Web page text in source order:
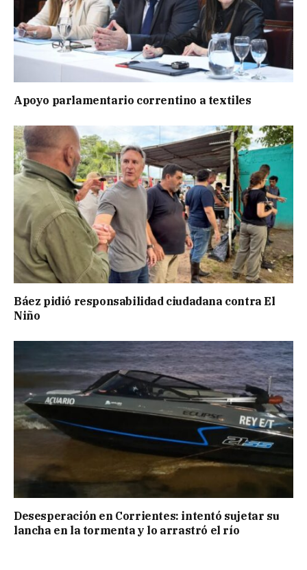
Apoyo parlamentario correntino a textiles
Báez pidió responsabilidad ciudadana contra El
Niño
Desesperación en Corrientes: intentó sujetar su
lancha en la tormenta y lo arrastró el río